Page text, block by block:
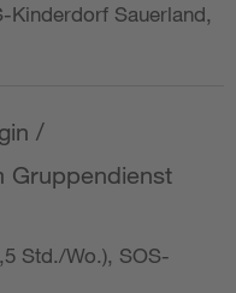
Kinderdorf Sauerland,
/
Gruppendienst
Std./Wo.), SOS-